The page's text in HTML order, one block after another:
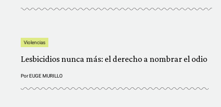
Violencias
Lesbicidios nunca más: el derecho a nombrar el odio
PorEUGE MURILLO